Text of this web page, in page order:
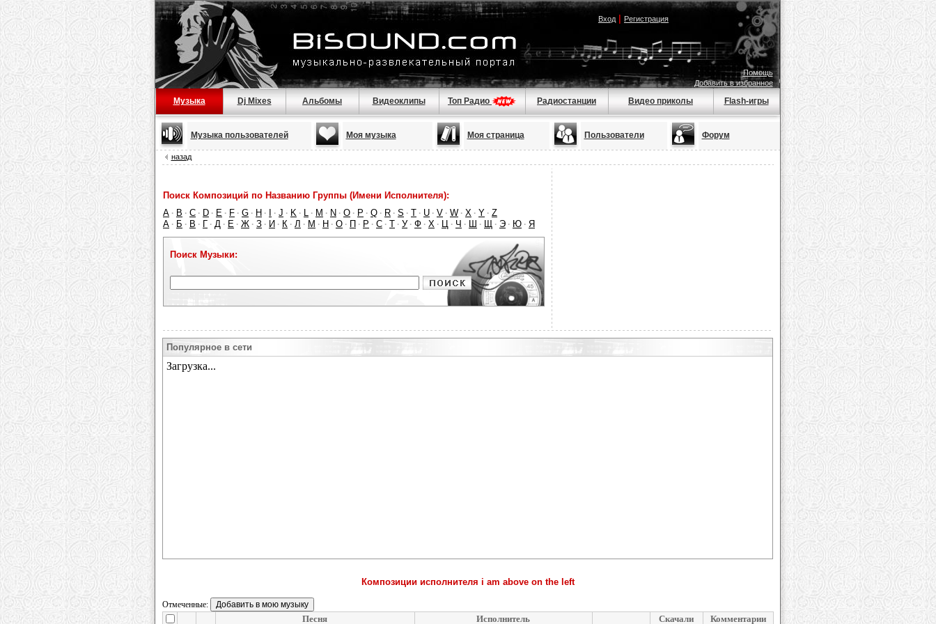
Вход| Регистрация
Помощь
Добавить в избранное
Музыка Dj Mixes Альбомы Видеоклипы Топ Радио Радиостанции Видео приколы Flash-игры
Музыка пользователей Моя музыка Моя страница Пользователи Форум
назад
Поиск Композиций по Названию Группы (Имени Исполнителя):
A · B · C · D · E · F · G · H · · J · K · L · M · N · O · P · Q · R · S · T · U · V · W · X · Y · Z
А · Б · В · Г · Д · Е · Ж · З · И · К · Л · М · Н · О · П · Р · С · Т · У · Ф · Х · Ц · Ч · Ш · Щ · Э · Ю · Я
Поиск Музыки:
Популярное в сети
Композиции исполнителя i am above on the left
Отмеченные:
Песня Исполнитель Скачали Комментарии